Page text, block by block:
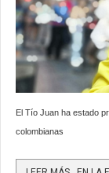
El Tío Juan ha estado
colombianas